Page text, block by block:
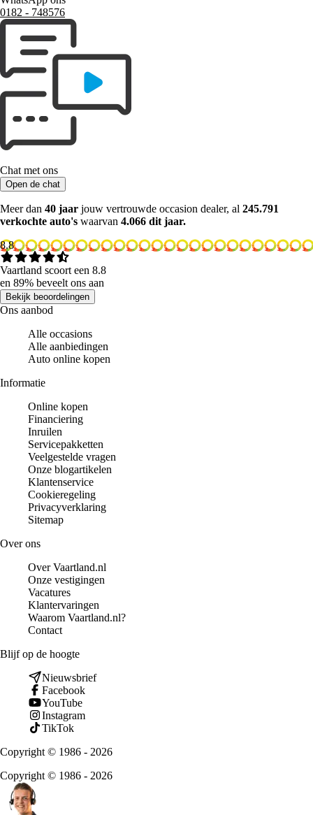
0182 ‑ 748576
Chat met ons
Open de chat
Meer dan 40 jaar jouw vertrouwde occasion dealer, al 245.791
verkochte auto's waarvan 4.066 dit jaar.
8.8
Vaartland scoort een 8.8
en 89% beveelt ons aan
Bekijk beoordelingen
Ons aanbod
Alle occasions
Alle aanbiedingen
Auto online kopen
Informatie
Online kopen
Financiering
Inruilen
Servicepakketten
Veelgestelde vragen
Onze blogartikelen
Klantenservice
Cookieregeling
Privacyverklaring
Sitemap
Over ons
Over Vaartland.nl
Onze vestigingen
Vacatures
Klantervaringen
Waarom Vaartland.nl?
Contact
Blijf op de hoogte
Nieuwsbrief
Facebook
YouTube
Instagram
TikTok
Copyright © 1986 - 2026
Copyright © 1986 - 2026